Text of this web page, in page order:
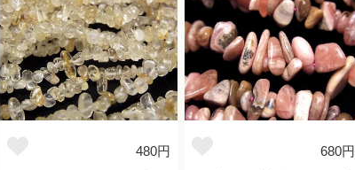
480円 680円